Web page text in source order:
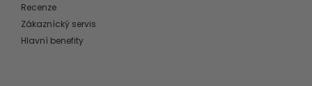
Recenze
Zákaznícký servis
Hlavní benefity